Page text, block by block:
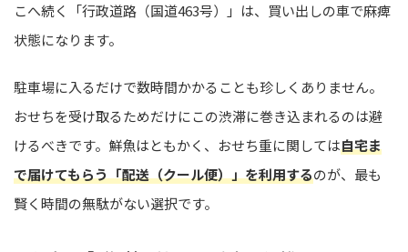
こへ続く「行政道路（国道463号）」は、買い出しの車で麻痺
状態になります。
駐車場に入るだけで数時間かかることも珍しくありません。
おせちを受け取るためだけにこの渋滞に巻き込まれるのは避
けるべきです。鮮魚はともかく、おせち重に関しては自宅ま
で届けてもらう「配送（クール便）」を利用するのが、最も
賢く時間の無駄がない選択です。